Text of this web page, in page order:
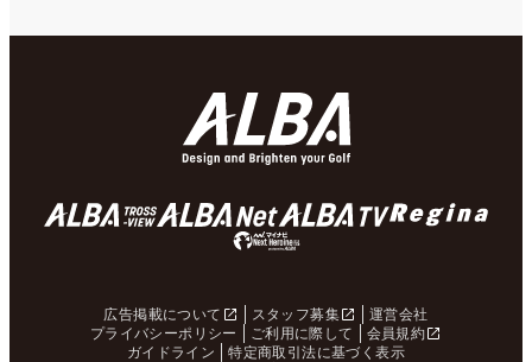
広告掲載について スタッフ募集
運営会社
プライバシーポリシー
ご利用に際して
会員規約
ガイドライン
特定商取引法に基づく表示